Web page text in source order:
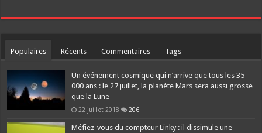
Populaires Récents Commentaires Tags
Un événement cosmique qui n’arrive que tous les 35
000 ans : le 27 juillet, la planète Mars sera aussi grosse
que la Lune
22 juillet 2018 206
Méfiez-vous du compteur Linky : il dissimule une